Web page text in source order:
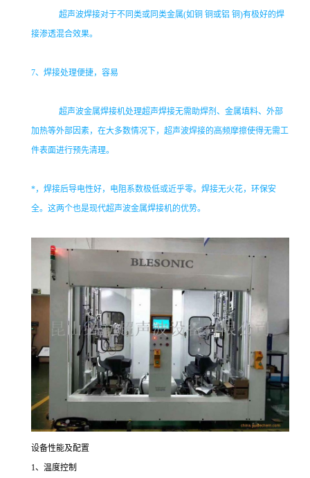
超声波焊接对于不同类或同类金属(如铜 铜或铝 铜)有极好的焊
接渗透混合效果。
7、焊接处理便捷，容易
超声波金属焊接机处理超声焊接无需助焊剂、金属填料、外部
加热等外部因素，在大多数情况下，超声波焊接的高频摩擦使得无需工
件表面进行预先清理。
*，焊接后导电性好，电阻系数极低或近乎零。焊接无火花，环保安
全。这两个也是现代超声波金属焊接机的优势。
设备性能及配置
1、温度控制